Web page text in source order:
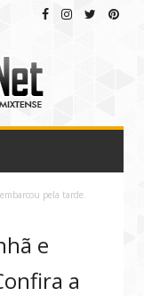
pela tarde.
e
a